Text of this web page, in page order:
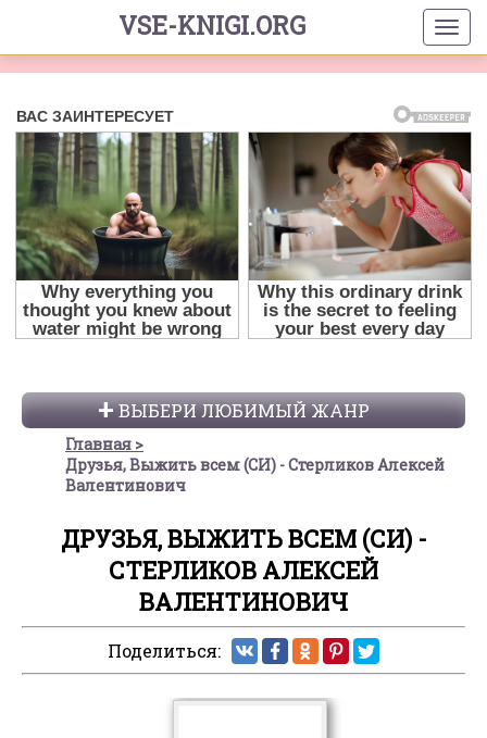
VSE-KNIGI.ORG
ВЫБЕРИ ЛЮБИМЫЙ ЖАНР
Главная
Друзья, Выжить всем (СИ) - Стерликов Алексей
Валентинович
ДРУЗЬЯ, ВЫЖИТЬ ВСЕМ (СИ) -
СТЕРЛИКОВ АЛЕКСЕЙ
ВАЛЕНТИНОВИЧ
Поделиться: